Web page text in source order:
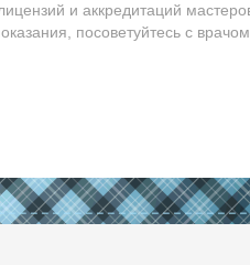
и аккредитаций
посоветуйтесь с